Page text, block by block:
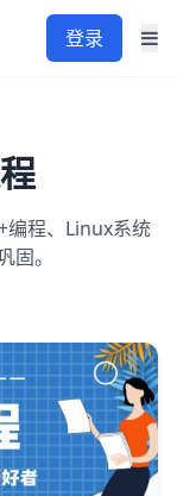
登录
编程、Linux系统
固。